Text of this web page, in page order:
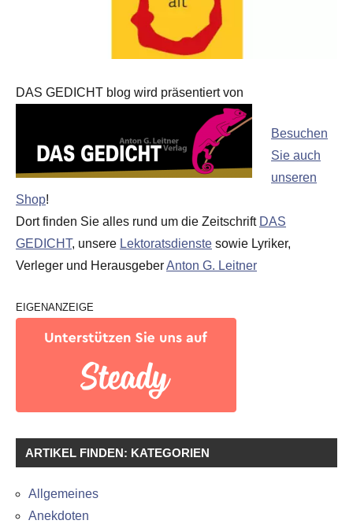
DAS GEDICHT blog wird präsentiert von
Besuchen
Sie auch
unseren
Shop!
Dort finden Sie alles rund um die Zeitschrift DAS
GEDICHT, unsere Lektoratsdienste sowie Lyriker,
Verleger und HerausgeberAnton G. Leitner
EIGENANZEIGE
ARTIKEL FINDEN: KATEGORIEN
Allgemeines
Anekdoten